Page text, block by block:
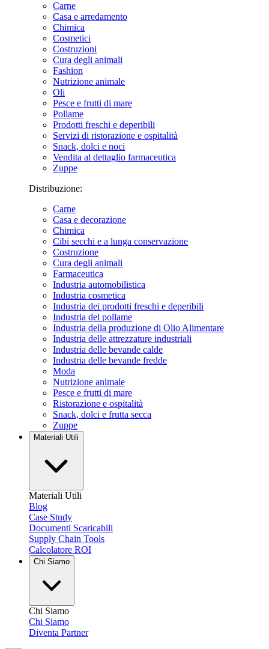
Carne
Casa e arredamento
Chimica
Cosmetici
Costruzioni
Cura degli animali
Fashion
Nutrizione animale
Oli
Pesce e frutti di mare
Pollame
Prodotti freschi e deperibili
Servizi di ristorazione e ospitalità
Snack, dolci e noci
Vendita al dettaglio farmaceutica
Zuppe
Distribuzione:
Carne
Casa e decorazione
Chimica
Cibi secchi e a lunga conservazione
Costruzione
Cura degli animali
Farmaceutica
Industria automobilistica
Industria cosmetica
Industria dei prodotti freschi e deperibili
Industria del pollame
Industria della produzione di Olio Alimentare
Industria delle attrezzature industriali
Industria delle bevande calde
Industria delle bevande fredde
Moda
Nutrizione animale
Pesce e frutti di mare
Ristorazione e ospitalità
Snack, dolci e frutta secca
Zuppe
Materiali Utili
Materiali Utili
Blog
Case Study
Documenti Scaricabili
Supply Chain Tools
Calcolatore ROI
Chi Siamo
Chi Siamo
Chi Siamo
Diventa Partner